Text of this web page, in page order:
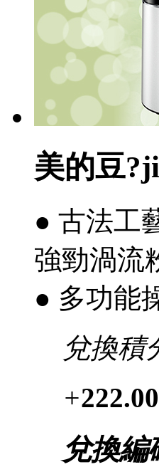
美的豆
● 古法工藝
強勁渦流
● 多功能
兌換積
+222.00
兌換編